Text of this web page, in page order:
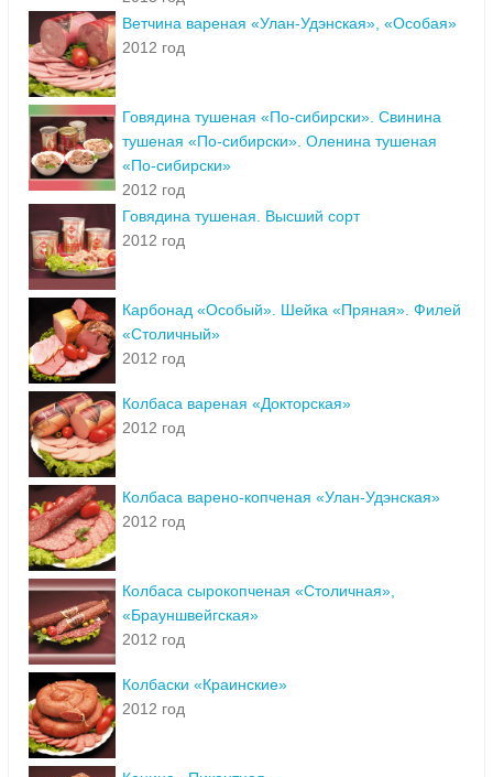
Ветчина вареная «Улан-Удэнская», «Особая»
2012 год
Говядина тушеная «По-сибирски». Свинина
тушеная «По-сибирски». Оленина тушеная
«По-сибирски»
2012 год
Говядина тушеная. Высший сорт
2012 год
Карбонад «Особый». Шейка «Пряная». Филей
«Столичный»
2012 год
Колбаса вареная «Докторская»
2012 год
Колбаса варено-копченая «Улан-Удэнская»
2012 год
Колбаса сырокопченая «Столичная»,
«Брауншвейгская»
2012 год
Колбаски «Краинские»
2012 год